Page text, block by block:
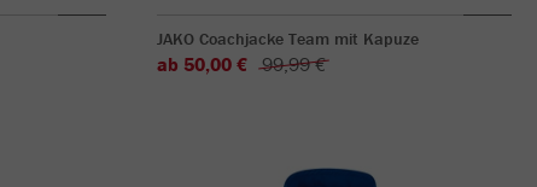
JAKO Coachjacke Team mit Kapuze
ab 50,00 € 99,99 €